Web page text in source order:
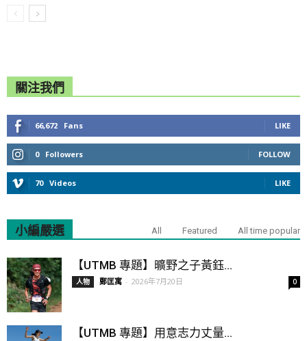
關注我們
66,672 Fans LIKE
0 Followers FOLLOW
70 Videos LIKE
小編嚴選 All Featured All time popular
【UTMB 專題】曠野之子黃鈺...
人物 鄭匡寓 - 2026年7月20日 0
【UTMB 專題】用意志力丈量...